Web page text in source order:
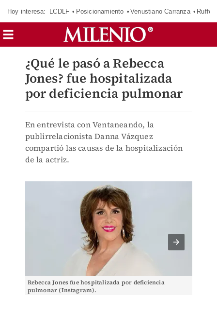
Hoy interesa: LCDLF Posicionamiento Venustiano Carranza Ruffo
¿Qué le pasó a Rebecca
Jones? fue hospitalizada
por deficiencia pulmonar
En entrevista con Ventaneando, la
publirrelacionista Danna Vázquez
compartió las causas de la hospitalización
de la actriz.
Rebecca Jones fue hospitalizada por deficiencia
pulmonar (Instagram).